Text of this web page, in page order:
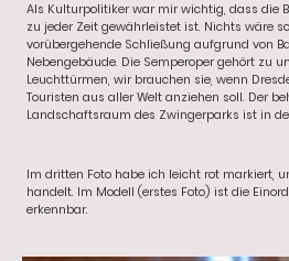
Als Kulturpolitiker war mir wichtig, dass die
zu jeder Zeit gewährleistet ist. Nichts wäre
vorübergehende Schließung aufgrund von
Nebengebäude. Die Semperoper gehört zu
Leuchttürmen, wir brauchen sie, wenn
Touristen aus aller Welt anziehen soll. Der
Landschaftsraum des Zwingerparks ist in
Im dritten Foto habe ich leicht rot markiert,
handelt. Im Modell (erstes Foto) ist die
erkennbar.